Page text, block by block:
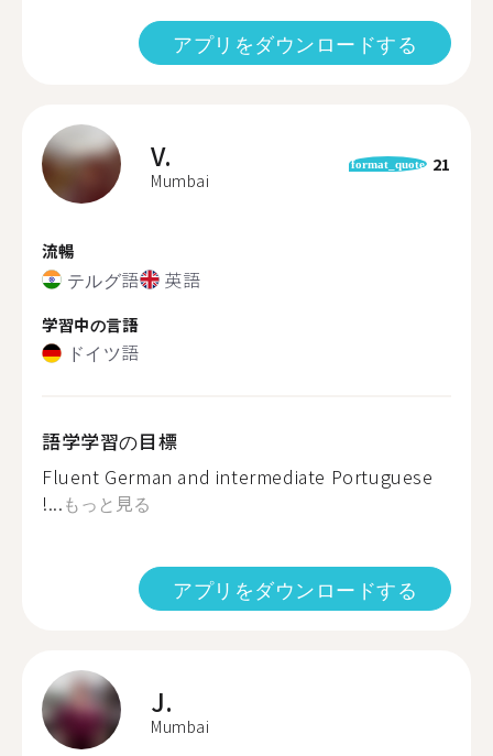
アプリをダウンロードする
V.
Mumbai
format_quote 21
流暢
テルグ語 英語
学習中の言語
ドイツ語
語学学習の目標
Fluent German and intermediate Portuguese
!...もっと見る
アプリをダウンロードする
J.
Mumbai